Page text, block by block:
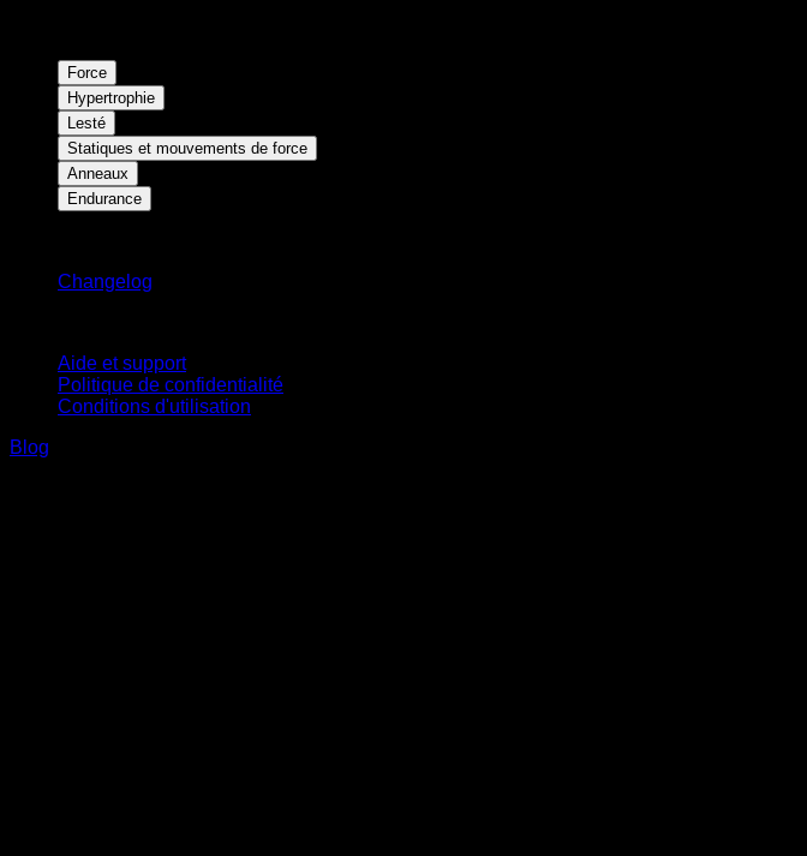
Force
Hypertrophie
Lesté
Statiques et mouvements de force
Anneaux
Endurance
Changelog
Aide et support
Politique de confidentialité
Conditions d'utilisation
Blog